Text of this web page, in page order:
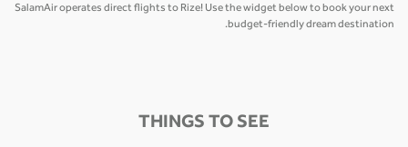
SalamAir operates direct flights to Rize! Use the widget below to book your next
budget-friendly dream destination.
THINGS TO SEE